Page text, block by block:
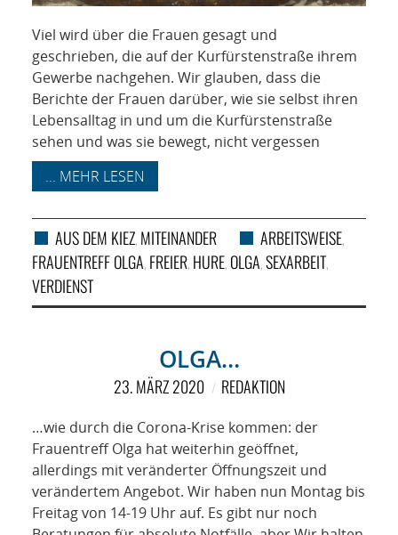
Viel wird über die Frauen gesagt und
geschrieben, die auf der Kurfürstenstraße ihrem
Gewerbe nachgehen. Wir glauben, dass die
Berichte der Frauen darüber, wie sie selbst ihren
Lebensalltag in und um die Kurfürstenstraße
sehen und was sie bewegt, nicht vergessen
... MEHR LESEN
AUS DEM KIEZ, MITEINANDER ARBEITSWEISE,
FRAUENTREFF OLGA, FREIER, HURE, OLGA,SEXARBEIT,
VERDIENST
OLGA…
23. MÄRZ 2020 REDAKTION
…wie durch die Corona-Krise kommen: der
Frauentreff Olga hat weiterhin geöffnet,
allerdings mit veränderter Öffnungszeit und
verändertem Angebot. Wir haben nun Montag bis
Freitag von 14-19 Uhr auf. Es gibt nur noch